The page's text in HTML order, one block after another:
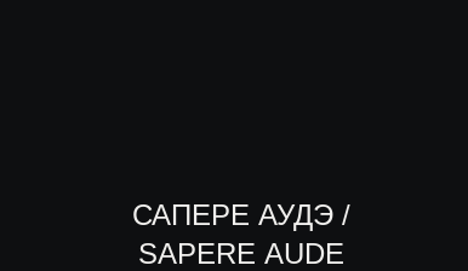
САПЕРЕ АУДЭ /
SAPERE AUDE